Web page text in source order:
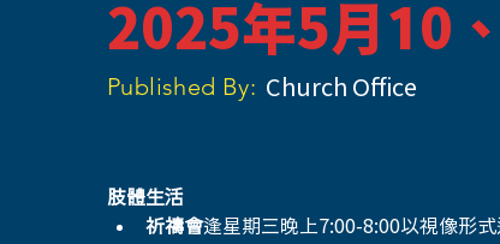
2025年5月10
Published By: Church Office
肢體生活
祈禱會逢星期三晚上7:00-8:00以視像形